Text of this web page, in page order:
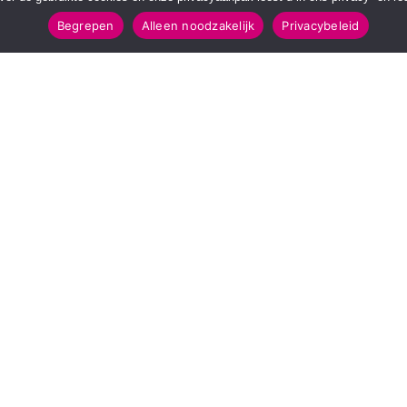
Begrepen Alleen noodzakelijk Privacybeleid